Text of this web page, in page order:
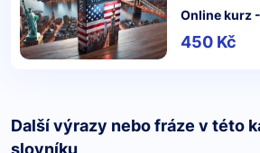
Online kurz
450 Kč
Další výrazy nebo fráze v této
slovníku